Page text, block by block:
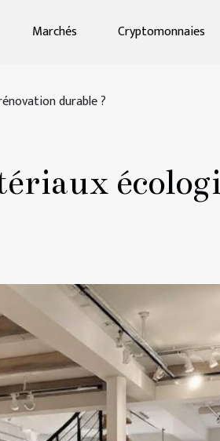
Marchés Cryptomonnaies
durable ?